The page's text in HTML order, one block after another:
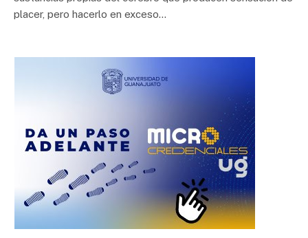
placer, pero hacerlo en exceso…